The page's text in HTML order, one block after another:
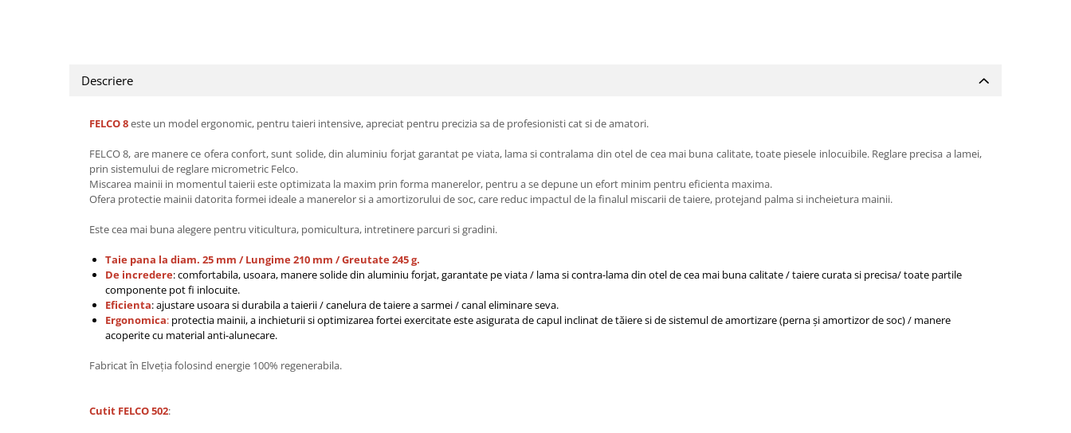
Descriere
FELCO 8este un model ergonomic, pentru taieri intensive, apreciat pentru precizia sa de profesionisti cat si de amatori.
FELCO 8, are manere ce ofera confort, sunt solide, din aluminiu forjat garantat pe viata, lama si contralama din otel de cea mai buna calitate, toate piesele inlocuibile. Reglare precisa a lamei,
prin sistemului de reglare micrometric Felco.
Miscarea mainii in momentul taierii este optimizata la maxim prin forma manerelor, pentru a se depune un efort minim pentru eficienta maxima.
Ofera protectie mainii datorita formei ideale a manerelor si a amortizorului de soc, care reduc impactul de la finalul miscarii de taiere, protejand palma si incheietura mainii.
Este cea mai buna alegere pentru viticultura, pomicultura, intretinere parcuri si gradini.
Taie pana la diam. 25 mm / Lungime 210 mm / Greutate 245 g.
De incredere: comfortabila, usoara, manere solide din aluminiu forjat, garantate pe viata / lama si contra-lama din otel de cea mai buna calitate / taiere curata si precisa/ toate partile
componente pot fi inlocuite.
Eficienta: ajustare usoara si durabila a taierii / canelura de taiere a sarmei / canal eliminare seva.
Ergonomica: protectia mainii, a inchieturii si optimizarea fortei exercitate este asigurata de capul inclinat de tăiere si de sistemul de amortizare (perna și amortizor de soc) / manere
acoperite cu material anti-alunecare.
Fabricat în Elveția folosind energie 100% regenerabila.
Cutit FELCO 502: